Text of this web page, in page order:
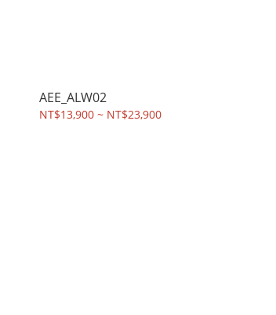
AEE_ALW02
NT$13,900 ~ NT$23,900